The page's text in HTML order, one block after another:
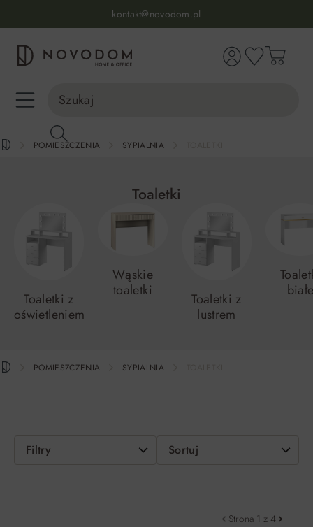
kontakt@novodom.pl
Dostawa z wniesieniem
30 dni na zwrot lub wymianę
98% zadowolonych klientów
POMIESZCZENIA SYPIALNIA
Toaletki
Toaletki z
oświetleniem
Wąskie
toaletki
Toaletki z
lustrem
POMIESZCZENIA SYPIALNIA
Filtry Sortuj
Strona 1 z 4